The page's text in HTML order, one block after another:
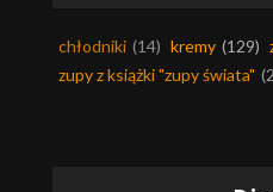
chłodniki (14) kremy (129)
zupy z książki "zupy świata"